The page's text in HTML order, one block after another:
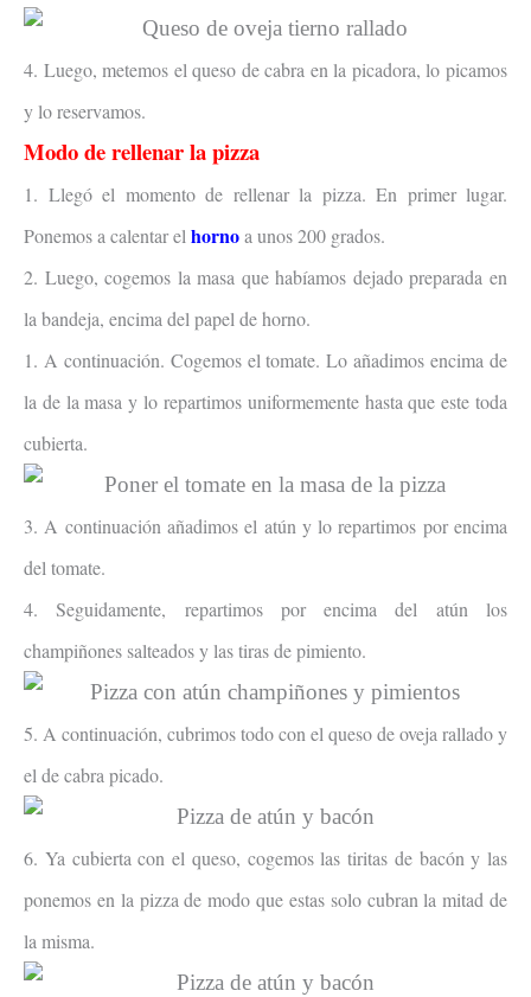
4. Luego, metemos el queso de cabra en la picadora, lo picamos
y lo reservamos.
Modo de rellenar la pizza
1. Llegó el momento de rellenar la pizza. En primer lugar.
Ponemos a calentar el hornoa unos 200 grados.
2. Luego, cogemos la masa que habíamos dejado preparada en
la bandeja, encima del papel de horno.
1. A continuación. Cogemos el tomate. Lo añadimos encima de
la de la masa y lo repartimos uniformemente hasta que este toda
cubierta.
3. A continuación añadimos el atún y lo repartimos por encima
del tomate.
4. Seguidamente, repartimos por encima del atún los
champiñones salteados y las tiras de pimiento.
5. A continuación, cubrimos todo con el queso de oveja rallado y
el de cabra picado.
6. Ya cubierta con el queso, cogemos las tiritas de bacón y las
ponemos en la pizza de modo que estas solo cubran la mitad de
la misma.